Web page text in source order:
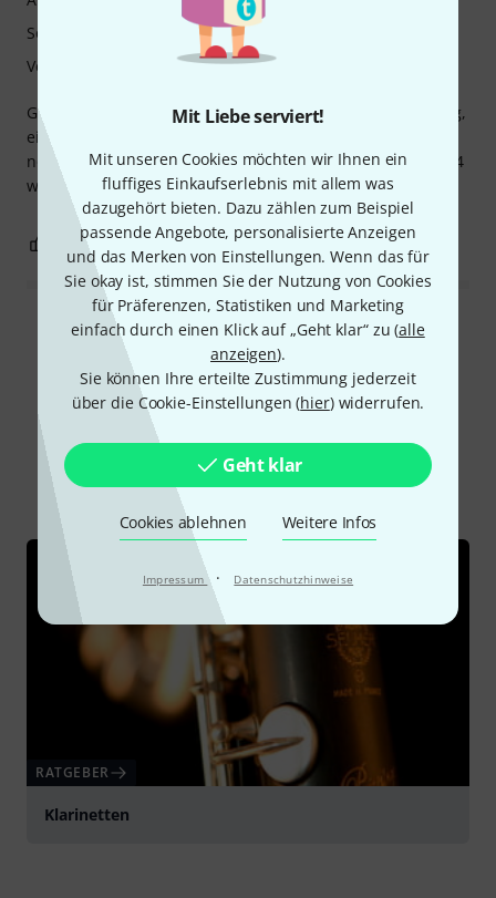
Mit Liebe serviert!
Mit unseren Cookies möchten wir Ihnen ein
fluffiges Einkaufserlebnis mit allem was
dazugehört bieten. Dazu zählen zum Beispiel
passende Angebote, personalisierte Anzeigen
und das Merken von Einstellungen. Wenn das für
Sie okay ist, stimmen Sie der Nutzung von Cookies
für Präferenzen, Statistiken und Marketing
einfach durch einen Klick auf „Geht klar“ zu (alle
anzeigen).
Sie können Ihre erteilte Zustimmung jederzeit
über die Cookie-Einstellungen (hier) widerrufen.
Geht klar
Cookies ablehnen Weitere Infos
Impressum · Datenschutzhinweise
Gute und sehr leichte Ansprache. Auch sehr schönes Klang,
einfach zu spielen. Leider ist aber für mich zu dünn (
normalerweise mit V12 3,5+ spielen ). Ich glaub mit Stärke 4
würde sehr gut passen !!
Sound
Verarbeitung
0 BEWERTUNG MELDEN
Alle Bewertungen lesen
Schon gewusst?
Alle Ratgeber
RATGEBER
Klarinetten